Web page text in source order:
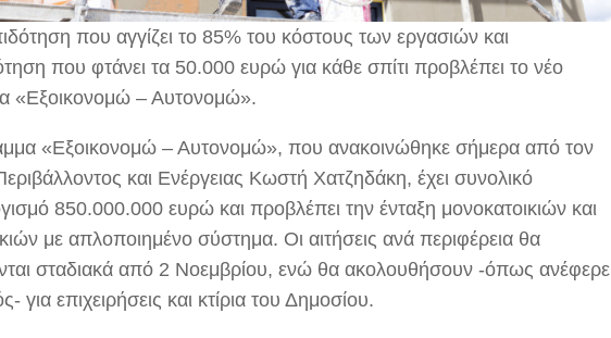
που αγγίζει το 85% του κόστους των εργασιών και
που φτάνει τα 50.000 ευρώ για κάθε σπίτι προβλέπει το νέο
«Εξοικονομώ – Αυτονομώ».
«Εξοικονομώ – Αυτονομώ», που ανακοινώθηκε σήμερα από τον
και Ενέργειας Κωστή Χατζηδάκη, έχει συνολικό
850.000.000 ευρώ και προβλέπει την ένταξη μονοκατοικιών και
με απλοποιημένο σύστημα. Οι αιτήσεις ανά περιφέρεια θα
σταδιακά από 2 Νοεμβρίου, ενώ θα ακολουθήσουν -όπως ανέφερε
για επιχειρήσεις και κτίρια του Δημοσίου.